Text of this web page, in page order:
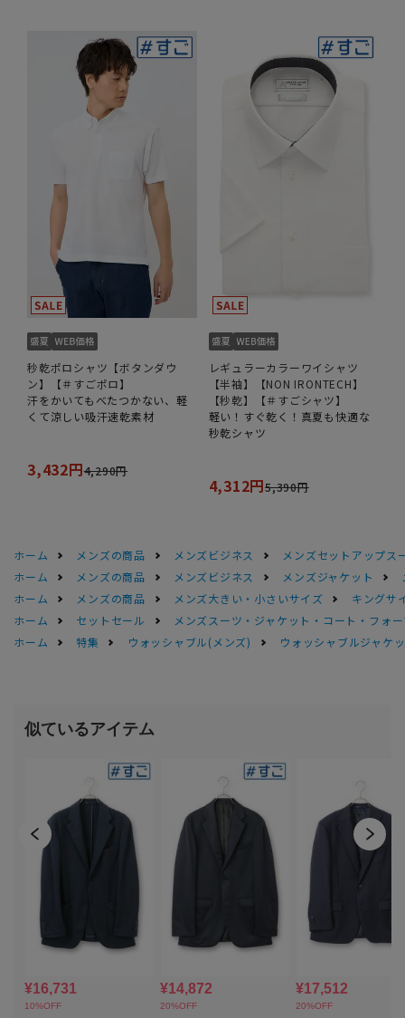
秒乾ポロシャツ【ボタンダウ
ン】【＃すごポロ】
汗をかいてもべたつかない、軽
くて涼しい吸汗速乾素材
3,432円4,290円
レギュラーカラーワイシャツ
【半袖】【NON IRONTECH】
【秒乾】【＃すごシャツ】
軽い！すぐ乾く！真夏も快適な
秒乾シャツ
4,312円5,390円
ホーム メンズの商品 メンズビジネス
メンズセットアップス
ホーム
メンズの商品 メンズビジネス メンズジャケット
ホーム
メンズの商品 メンズ大きい・小さいサイズ
キングサ
ホーム
セットセール
メンズスーツ・ジャケット・コート・フォ
ホーム
特集 ウォッシャブル(メンズ) ウォッシャブルジャケ